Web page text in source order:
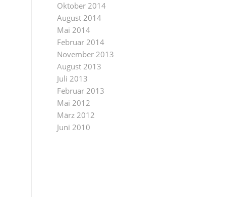
Oktober 2014
August 2014
Mai 2014
Februar 2014
November 2013
August 2013
Juli 2013
Februar 2013
Mai 2012
März 2012
Juni 2010